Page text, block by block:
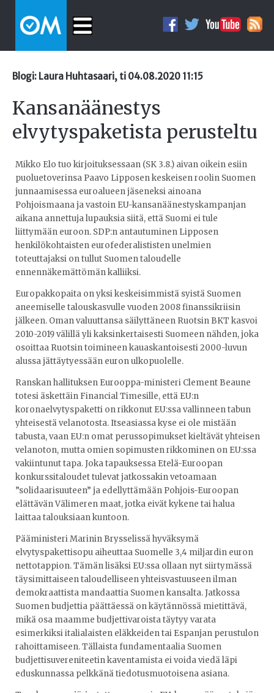
Blogi: Laura Huhtasaari, ti 04.08.2020 11:15
Kansanäänestys
elvytyspaketista perusteltu
Mikko Elo tuo kirjoituksessaan (SK 3.8.) aivan oikein esiin
puoluetoverinsa Paavo Lipposen keskeisen roolin Suomen
junnaamisessa euroalueen jäseneksi ainoana
Pohjoismaana ja vastoin EU-kansanäänestyskampanjan
aikana annettuja lupauksia siitä, että Suomi ei tule
liittymään euroon. SDP:n antautuminen Lipposen
henkilökohtaisten eurofederalististen unelmien
toteuttajaksi on tullut Suomen taloudelle
ennennäkemättömän kalliiksi.
Europakkopaita on yksi keskeisimmistä syistä Suomen
aneemiselle talouskasvulle vuoden 2008 finanssikriisin
jälkeen. Oman valuuttansa säilyttäneen Ruotsin BKT kasvoi
2010-2019 välillä yli kaksinkertaisesti Suomeen nähden, joka
osoittaa Ruotsin toimineen kauaskantoisesti 2000-luvun
alussa jättäytyessään euron ulkopuolelle.
Ranskan hallituksen Eurooppa-ministeri Clement Beaune
totesi äskettäin Financial Timesille, että EU:n
koronaelvytyspaketti on rikkonut EU:ssa vallinneen tabun
yhteisestä velanotosta. Itseasiassa kyse ei ole mistään
tabusta, vaan EU:n omat perussopimukset kieltävät yhteisen
velanoton, mutta omien sopimusten rikkominen on EU:ssa
vakiintunut tapa. Joka tapauksessa Etelä-Euroopan
konkurssitaloudet tulevat jatkossakin vetoamaan
”solidaarisuuteen” ja edellyttämään Pohjois-Euroopan
elättävän Välimeren maat, jotka eivät kykene tai halua
laittaa talouksiaan kuntoon.
Pääministeri Marinin Brysselissä hyväksymä
elvytyspakettisopu aiheuttaa Suomelle 3,4 miljardin euron
nettotappion. Tämän lisäksi EU:ssa ollaan nyt siirtymässä
täysimittaiseen taloudelliseen yhteisvastuuseen ilman
demokraattista mandaattia Suomen kansalta. Jatkossa
Suomen budjettia päättäessä on käytännössä mietittävä,
mikä osa maamme budjettivaroista täytyy varata
esimerkiksi italialaisten eläkkeiden tai Espanjan perustulon
rahoittamiseen. Tällaista fundamentaalia Suomen
budjettisuvereniteetin kaventamista ei voida viedä läpi
eduskunnassa pelkkänä tiedotusmuotoisena asiana.